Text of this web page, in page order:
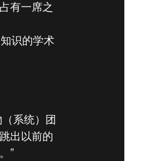
有一席之
识的学术
系统）团
出以前的
”